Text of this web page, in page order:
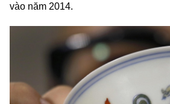
vào năm 2014.